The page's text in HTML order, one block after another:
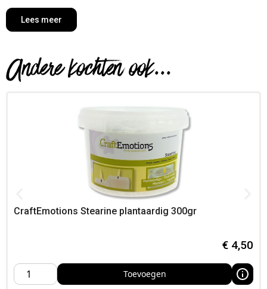
Zo gebruik je het
Rijg de lont door de houder en positioneer dwars op de
Giet de was; laat uitharden,
Verwijder de lonthouder en trim de lont,
Werkt ideaal met smalle vormen
Combineer met lontstickers
Gebruik meerdere bij brede mallen
Toepassing: centreren van lonten
Nederland; ophalen kan in ons atelier of op een creatieve
conventie,
Lees meer
Andere kochten ook...
CraftEmotions Stearine plantaardig 300gr
€ 4,50
Toevoegen